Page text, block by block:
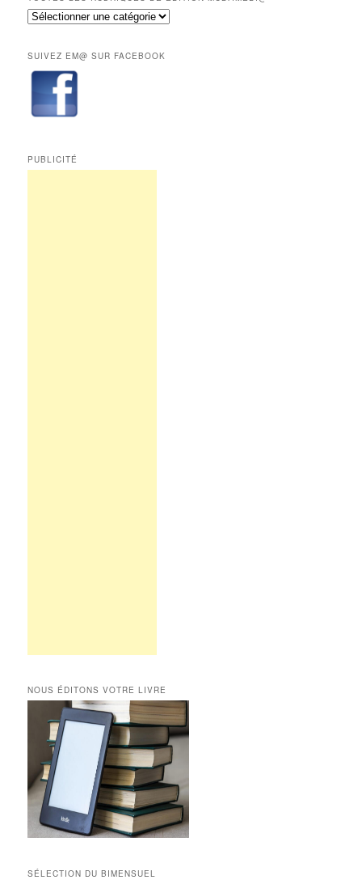
réservés
aux
Toutes
de
Edition
Multimédi@
SUIVEZ EM@ SUR FACEBOOK
PUBLICITÉ
NOUS ÉDITONS VOTRE LIVRE
SÉLECTION DU BIMENSUEL